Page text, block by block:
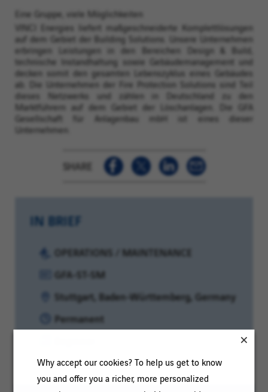
Why accept our cookies? To help us get to know
you and offer you a richer, more personalized
IN BRIEF
Category:
OPERATIONS / MAINTENANCE
Reference:
GFA-ST-SM
Location:
Stuttgart, Baden-Württemberg, Germany
Contract
type:
Permanent
level:
Eine Gruppe, viele Möglichkeiten
VINCI Energies liefert maßgeschneiderte Komplettlösungen
auf dem Gebiet der Building Solutions. Unsere Unternehmen
erbringen Leistungen in den Bereichen Design & Build,
technische Instandhaltung sowie Gebäudemanagement und
decken somit den gesamten Lebenszyklus eines Gebäudes
ab. Die Unternehmen der Fire Protection Solutions sind Teil
dieses Netzwerks und zählen in Deutschland zu den
Marktführern auf dem Gebiet der Löschanlagen. Die GFA
Gesellschaft für Anlagenbau mbH ist eines dieser
Unternehmen.
SHARE